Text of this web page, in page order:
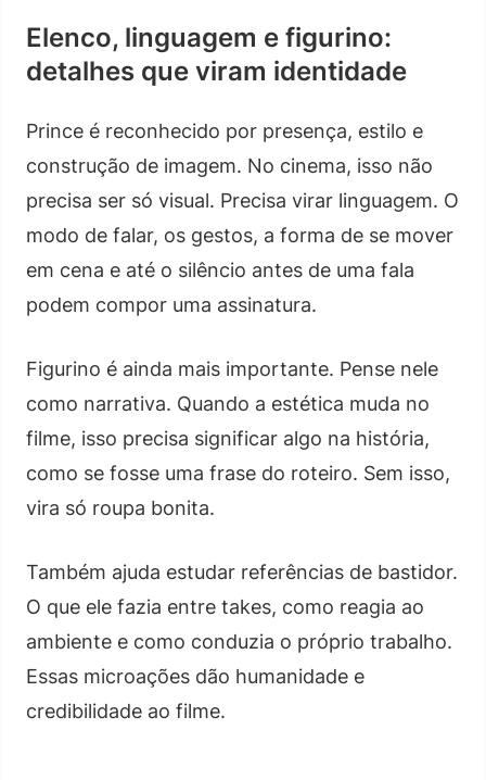
Elenco, linguagem e figurino:
detalhes que viram identidade
Prince é reconhecido por presença, estilo e
construção de imagem. No cinema, isso não
precisa ser só visual. Precisa virar linguagem. O
modo de falar, os gestos, a forma de se mover
em cena e até o silêncio antes de uma fala
podem compor uma assinatura.
Figurino é ainda mais importante. Pense nele
como narrativa. Quando a estética muda no
filme, isso precisa significar algo na história,
como se fosse uma frase do roteiro. Sem isso,
vira só roupa bonita.
Também ajuda estudar referências de bastidor.
O que ele fazia entre takes, como reagia ao
ambiente e como conduzia o próprio trabalho.
Essas microações dão humanidade e
credibilidade ao filme.